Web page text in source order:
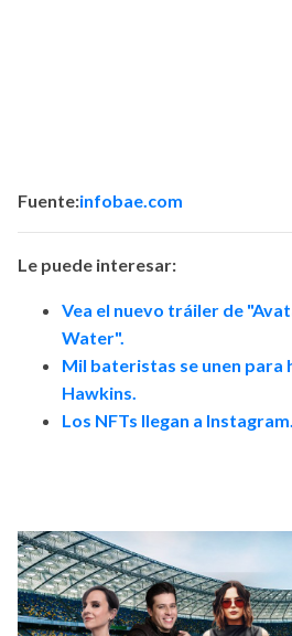
Fuente:infobae.com
Le puede interesar:
Vea el nuevo tráiler de
Water".
Mil bateristas se unen para
Hawkins.
Los NFTs llegan a Instagram.